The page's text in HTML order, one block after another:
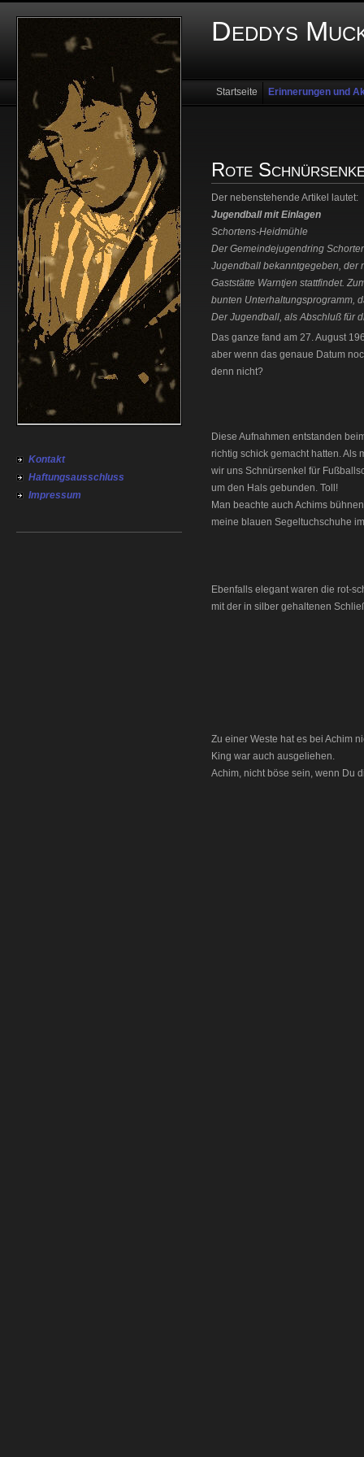
Deddys
Kontakt
Haftungsausschluss
Impressum
Startseite Erinnerungen und
Rote
Der nebenstehende Artikel lautet:
Jugendball mit Einlagen
Schortens-Heidmühle
Der Gemeindejugendring
Jugendball bekanntgegeben, der
Gaststätte Warntjen stattfindet.
bunten Unterhaltungsprogramm,
Der Jugendball, als Abschluß für
Das ganze fand am 27. August
aber wenn das genaue Datum
denn nicht?
Diese Aufnahmen entstanden
richtig schick gemacht hatten. Als
wir uns Schnürsenkel für
um den Hals gebunden. Toll!
Man beachte auch Achims
meine blauen Segeltuchschuhe
Ebenfalls elegant waren die rot-
mit der in silber gehaltenen
Zu einer Weste hat es bei Achim
King war auch ausgeliehen.
Achim, nicht böse sein, wenn Du